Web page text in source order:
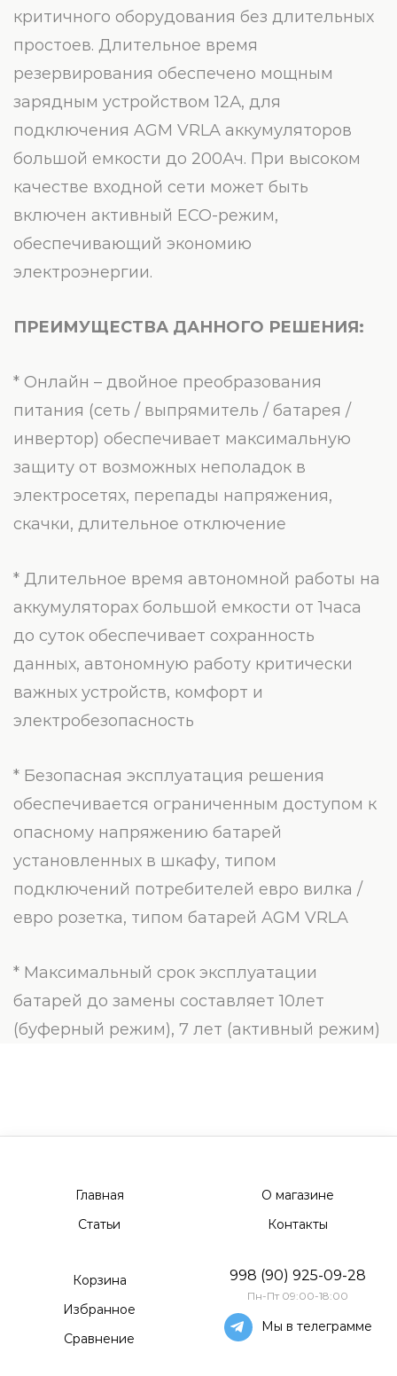
критичного оборудования без длительных
простоев. Длительное время
резервирования обеспечено мощным
зарядным устройством 12А, для
подключения AGM VRLA аккумуляторов
большой емкости до 200Ач. При высоком
качестве входной сети может быть
включен активный ECO-режим,
обеспечивающий экономию
электроэнергии.
ПРЕИМУЩЕСТВА ДАННОГО РЕШЕНИЯ:
* Онлайн – двойное преобразования
питания (сеть / выпрямитель / батарея /
инвертор) обеспечивает максимальную
защиту от возможных неполадок в
электросетях, перепады напряжения,
скачки, длительное отключение
* Длительное время автономной работы на
аккумуляторах большой емкости от 1часа
до суток обеспечивает сохранность
данных, автономную работу критически
важных устройств, комфорт и
электробезопасность
* Безопасная эксплуатация решения
обеспечивается ограниченным доступом к
опасному напряжению батарей
установленных в шкафу, типом
подключений потребителей евро вилка /
евро розетка, типом батарей AGM VRLA
* Максимальный срок эксплуатации
батарей до замены составляет 10лет
(буферный режим), 7 лет (активный режим)
Главная
Статьи
О магазине
Контакты
Корзина
Избранное
Сравнение
998 (90) 925-09-28
Пн-Пт 09:00-18:00
Мы в телеграмме